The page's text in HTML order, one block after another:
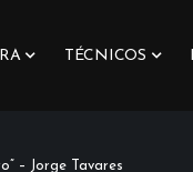
TÉCNICOS
– Jorge Tavares